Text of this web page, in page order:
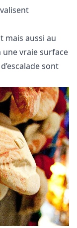
mais aussi au
vraie surface
sont